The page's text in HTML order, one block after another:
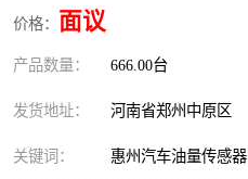
价格： 面议
产品数量： 666.00台
发货地址： 河南省郑州中原区
关键词： 惠州汽车油量传感器